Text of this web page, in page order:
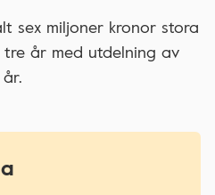
sex miljoner kronor stora
år med utdelning av